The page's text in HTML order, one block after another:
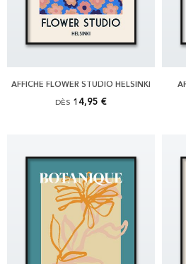
AFFICHE FLOWER STUDIO HELSINKI
DÈS 14,95 €